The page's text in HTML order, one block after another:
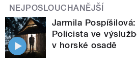
NEJPOSLOUCHANĚJŠÍ
Jarmila
Policista ve
v horské osadě